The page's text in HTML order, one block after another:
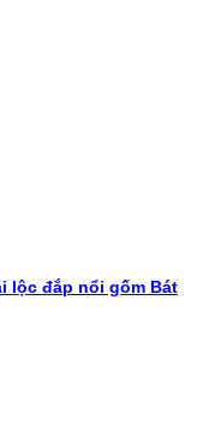
lộc đắp nổi gốm Bát